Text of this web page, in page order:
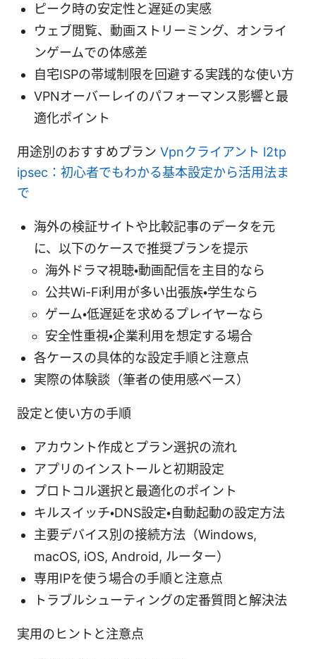
ピーク時の安定性と遅延の実感
ウェブ閲覧、動画ストリーミング、オンライ
ンゲームでの体感差
自宅ISPの帯域制限を回避する実践的な使い方
VPNオーバーレイのパフォーマンス影響と最
適化ポイント
用途別のおすすめプラン Vpnクライアント l2tp
ipsec：初心者でもわかる基本設定から活用法ま
で
海外の検証サイトや比較記事のデータを元
に、以下のケースで推奨プランを提示
海外ドラマ視聴・動画配信を主目的なら
公共Wi-Fi利用が多い出張族・学生なら
ゲーム・低遅延を求めるプレイヤーなら
安全性重視・企業利用を想定する場合
各ケースの具体的な設定手順と注意点
実際の体験談（筆者の使用感ベース）
設定と使い方の手順
アカウント作成とプラン選択の流れ
アプリのインストールと初期設定
プロトコル選択と最適化のポイント
キルスイッチ・DNS設定・自動起動の設定方法
主要デバイス別の接続方法（Windows,
macOS, iOS, Android, ルーター）
専用IPを使う場合の手順と注意点
トラブルシューティングの定番質問と解決法
実用のヒントと注意点